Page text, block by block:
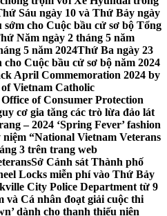
Sáu ngày 10 và Thứ Bảy ngày
sớm cho Cuộc bầu cử sơ bộ Tổng
Năm ngày 2 tháng 5 năm
5 năm 2024Thứ Ba ngày 23
Cuộc bầu cử sơ bộ năm 2024
April Commemoration 2024 by
Vietnam Catholic
of Consumer Protection
cơ gia tăng các trò lừa đảo lát
– 2024 ‘Spring Fever’ fashion
niệm “National Vietnam Veterans
3 trên trang web
Sở Cảnh sát Thành phố
Locks miễn phí vào Thứ Bảy
City Police Department từ 9
và Cá nhân đoạt giải cuộc thi
dành cho thanh thiếu niên